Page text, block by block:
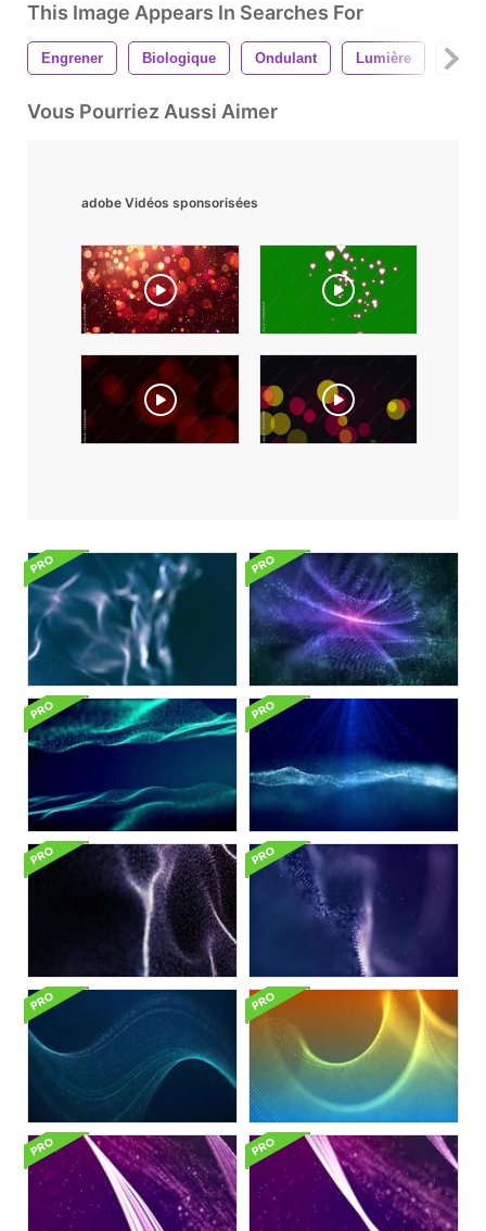
This Image Appears In Searches For
Engrener Biologique Ondulant Lumière
Vous Pourriez Aussi Aimer
adobe Vidéos sponsorisées